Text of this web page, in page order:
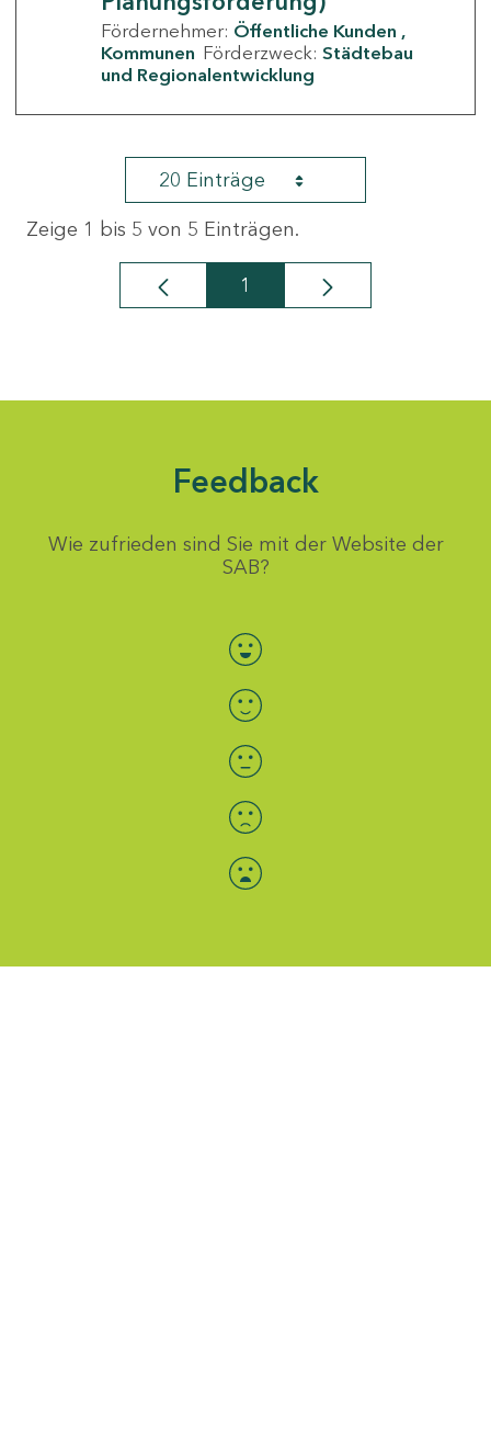
Fördernehmer: Öffentliche Kunden
Kommunen Förderzweck: Städtebau
und Regionalentwicklung
20 Einträge
Zeige 1 bis 5 von 5 Einträgen.
Seite
1
Feedback
Wie zufrieden sind Sie mit der Website der
SAB?
Bewertung auswählen